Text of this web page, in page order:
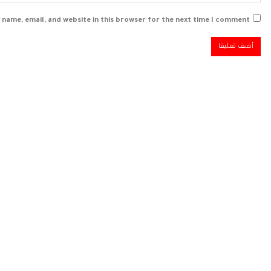
name, email, and website in this browser for the next time I comment.